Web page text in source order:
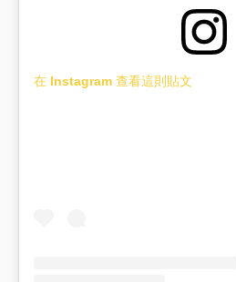
在 Instagram 查看這則貼文